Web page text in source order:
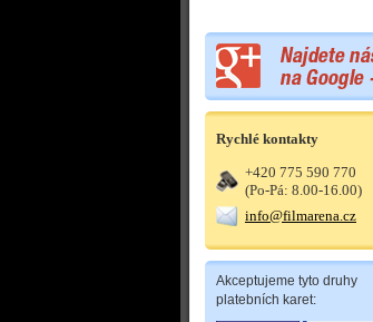
Rychlé kontakty
+420 775 590 770
(Po-Pá: 8.00-16.00)
info@filmarena.cz
Akceptujeme tyto druhy
platebních karet: